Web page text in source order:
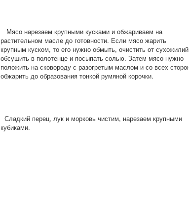
Мясо нарезаем крупными кусками и обжариваем на
растительном масле до готовности. Если мясо жарить
крупным куском, то его нужно обмыть, очистить от
обсушить в полотенце и посыпать солью. Затем мясо нужно
положить на сковороду с разогретым маслом и со всех
обжарить до образования тонкой румяной корочки.
Сладкий перец, лук и морковь чистим, нарезаем крупными
кубиками.